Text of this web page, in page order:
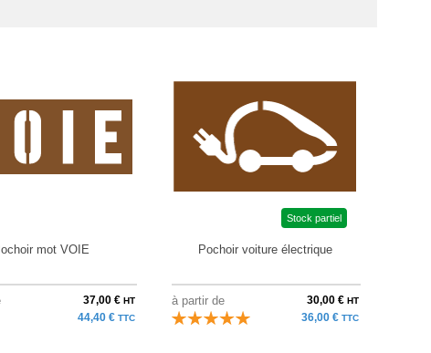
mot VOIE
37,00 € HT
44,40 € TTC
Stock partiel
Pochoir voiture électrique
à partir de 30,00 € HT
36,00 € TTC